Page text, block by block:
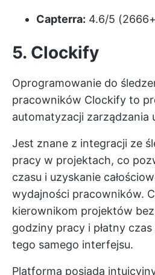
Capterra: 4.6/5
5. Clockify
Oprogramowanie do
pracowników Clockify to
automatyzacji zarządzania
Jest znane z integracji ze
pracy w projektach, co
czasu i uzyskanie
wydajności pracowników.
kierownikom projektów bez
godziny pracy i płatny
tego samego interfejsu.
Platforma posiada